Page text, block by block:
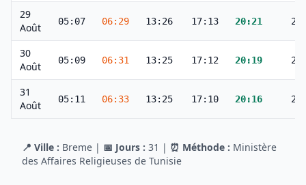
29
Août
05:07 06:29 13:26 17:13 20:21
30
Août
05:09 06:31 13:25 17:12 20:19
31
Août
05:11 06:33 13:25 17:10 20:16
📍 Ville : Breme | 📅 Jours : 31 | ⏰ Méthode : Ministère
des Affaires Religieuses de Tunisie